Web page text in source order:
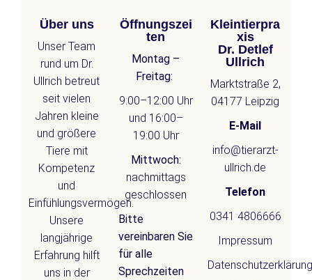
Über uns
Unser Team
rund um Dr.
Ullrich betreut
seit vielen
Jahren kleine
und größere
Tiere mit
Kompetenz
und
Einfühlungsvermögen.
Unsere
langjährige
Erfahrung hilft
uns in der
Öffnungszei
ten
Montag –
Freitag:
9:00–12:00 Uhr
und 16:00–
19:00 Uhr
Mittwoch:
nachmittags
geschlossen
Bitte
vereinbaren Sie
für alle
Sprechzeiten
Kleintierpra
xis
Dr. Detlef
Ullrich
Marktstraße 2,
04177 Leipzig
E-Mail
info@tierarzt-
ullrich.de
Telefon
0341 4806666
Impressum